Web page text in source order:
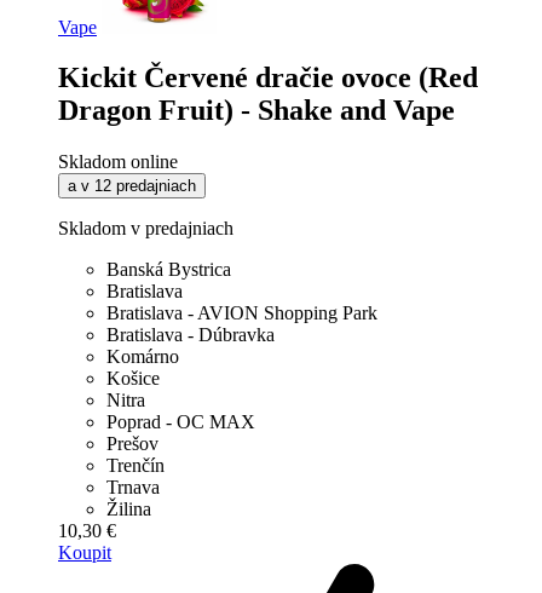
Vape
Kickit Červené dračie ovoce (Red
Dragon Fruit) - Shake and Vape
Skladom online
a v 12 predajniach
Skladom v predajniach
Banská Bystrica
Bratislava
Bratislava - AVION Shopping Park
Bratislava - Dúbravka
Komárno
Košice
Nitra
Poprad - OC MAX
Prešov
Trenčín
Trnava
Žilina
10,30 €
Koupit